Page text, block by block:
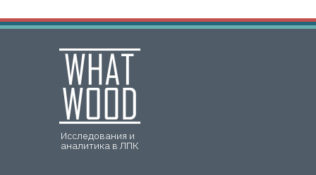
Исследования и
аналитика в ЛПК